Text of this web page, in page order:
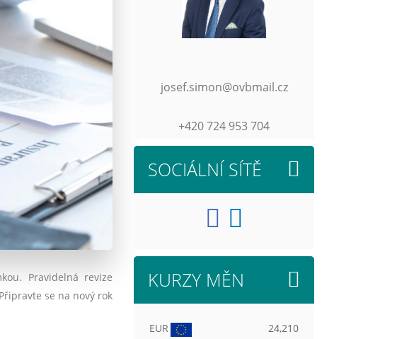
Pravidelná revize
se na nový rok
josef.simon@ovbmail.cz
+420 724 953 704
SOCIÁLNÍ SÍTĚ
KURZY MĚN
EUR
24,210